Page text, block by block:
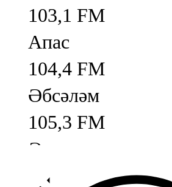
103,1 FM
Апас
104,4 FM
Әбсәләм
105,3 FM
Әлмәт
92,9 FM